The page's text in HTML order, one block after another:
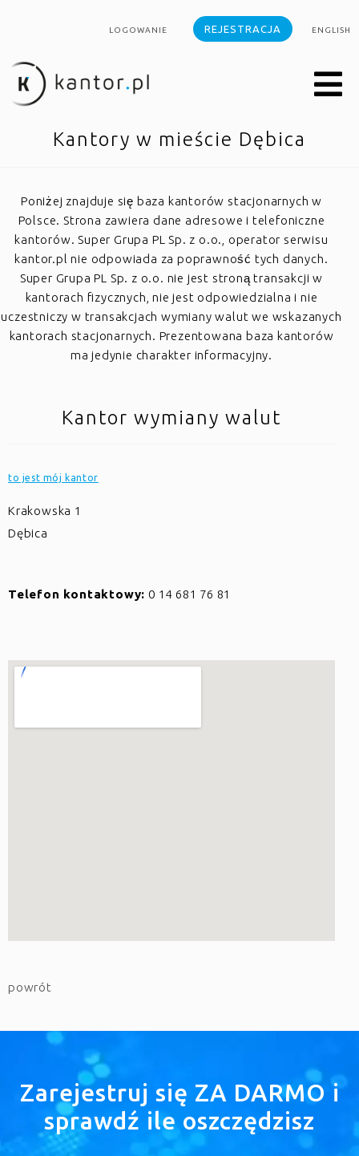
LOGOWANIE REJESTRACJA ENGLISH
Kantory w mieście Dębica
Poniżej znajduje się baza kantorów stacjonarnych w
Polsce. Strona zawiera dane adresowe i telefoniczne
kantorów. Super Grupa PL Sp. z o.o., operator serwisu
kantor.pl nie odpowiada za poprawność tych danych.
Super Grupa PL Sp. z o.o. nie jest stroną transakcji w
kantorach fizycznych, nie jest odpowiedzialna i nie
uczestniczy w transakcjach wymiany walut we wskazanych
kantorach stacjonarnych. Prezentowana baza kantorów
ma jedynie charakter informacyjny.
Kantor wymiany walut
to jest mój kantor
Krakowska 1
Dębica
Telefon kontaktowy: 0 14 681 76 81
powrót
Zarejestruj się ZA DARMO i
sprawdź ile oszczędzisz